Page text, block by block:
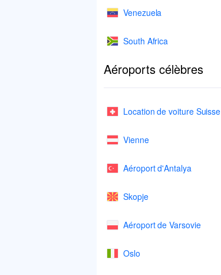
Venezuela
South Africa
Aéroports célèbres
Location de voiture Suisse
Vienne
Aéroport d'Antalya
Skopje
Aéroport de Varsovie
Oslo